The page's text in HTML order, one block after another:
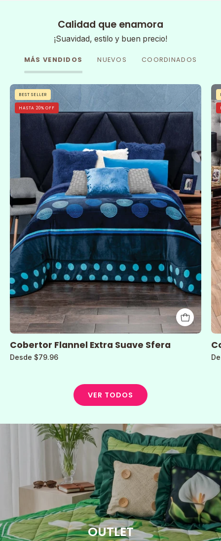
Calidad que enamora
¡Suavidad, estilo y buen precio!
MÁS VENDIDOS NUEVOS COORDINADOS
Cobertor
Flannel
Con
Borrega
Sfera
BEST SELLER
HASTA 20% OFF
Cobertor Flannel Extra Suave Sfera
Desde $79.96
VER TODOS
OUTLET